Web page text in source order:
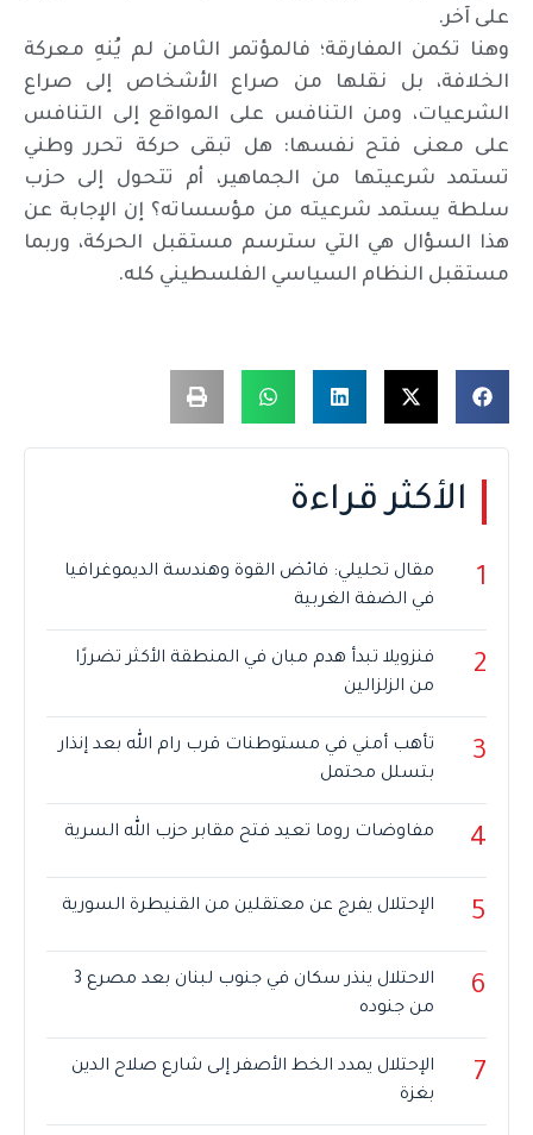
على آخر.
وهنا تكمن المفارقة؛ فالمؤتمر الثامن لم يُنهِ معركة
الخلافة، بل نقلها من صراع الأشخاص إلى صراع
الشرعيات، ومن التنافس على المواقع إلى التنافس
على معنى فتح نفسها: هل تبقى حركة تحرر وطني
تستمد شرعيتها من الجماهير، أم تتحول إلى حزب
سلطة يستمد شرعيته من مؤسساته؟ إن الإجابة عن
هذا السؤال هي التي سترسم مستقبل الحركة، وربما
مستقبل النظام السياسي الفلسطيني كله.
الأكثر قراءة
1
مقال تحليلي: فائض القوة وهندسة الديموغرافيا
في الضفة الغربية
2
فنزويلا تبدأ هدم مبان في المنطقة الأكثر تضررًا
من الزلزالين
3
تأهب أمني في مستوطنات قرب رام الله بعد إنذار
بتسلل محتمل
4 مفاوضات روما تعيد فتح مقابر حزب الله السرية
5 الإحتلال يفرج عن معتقلين من القنيطرة السورية
6
الاحتلال ينذر سكان في جنوب لبنان بعد مصرع 3
من جنوده
7
الإحتلال يمدد الخط الأصفر إلى شارع صلاح الدين
بغزة